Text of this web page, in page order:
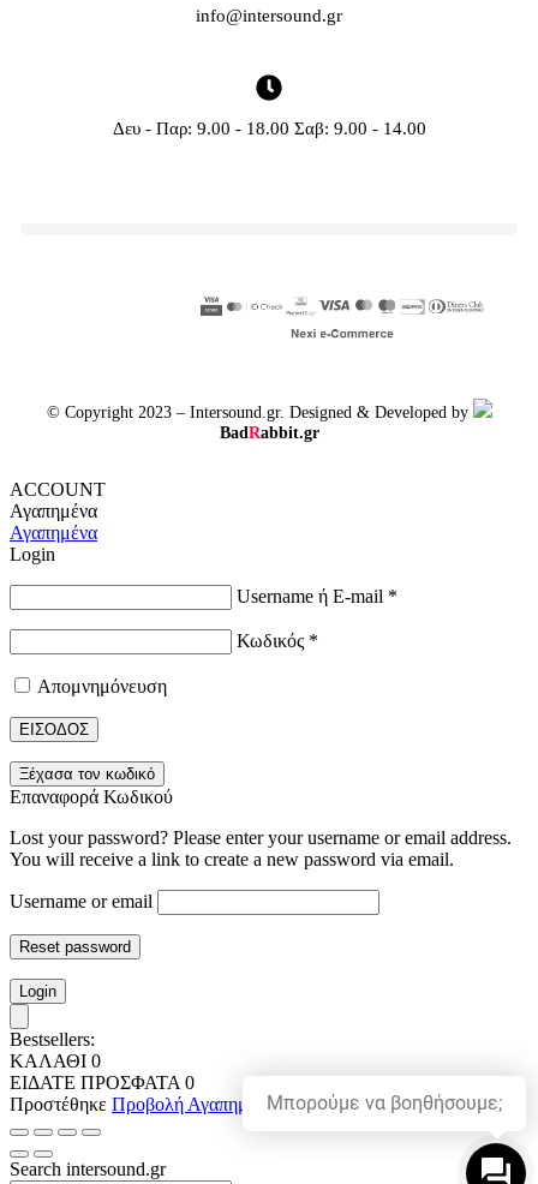
info@intersound.gr
Δευ - Παρ: 9.00 - 18.00 Σαβ: 9.00 - 14.00
© Copyright 2023 – Intersound.gr. Designed & Developed by
BadRabbit.gr
ACCOUNT
Αγαπημένα
Αγαπημένα
Login
Username ή E-mail *
Κωδικός *
Απομνημόνευση
ΕΙΣΟΔΟΣ
Ξέχασα τον κωδικό
Επαναφορά Κωδικού
Lost your password? Please enter your username or email address.
You will receive a link to create a new password via email.
Username or email
Reset password
Login
Bestsellers:
ΚΑΛΑΘΙ 0
ΕΙΔΑΤΕ ΠΡΟΣΦΑΤΑ 0
Προστέθηκε Προβολή Αγαπημένων
Search intersound.gr
Μπορούμε να βοηθήσουμε;